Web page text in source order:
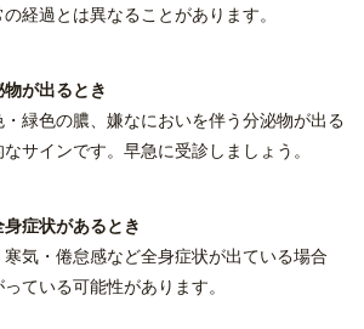
経過とは異なることがあります。
が出るとき
緑色の膿、嫌なにおいを伴う分泌物が出る
サインです。早急に受診しましょう。
症状があるとき
気・倦怠感など全身症状が出ている場合
ている可能性があります。